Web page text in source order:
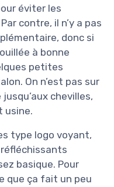
éviter les
contre, il n’y a pas
donc si
à bonne
petites
On n’est pas sur
chevilles,
usine.
type logo voyant,
basique. Pour
que ça fait un peu